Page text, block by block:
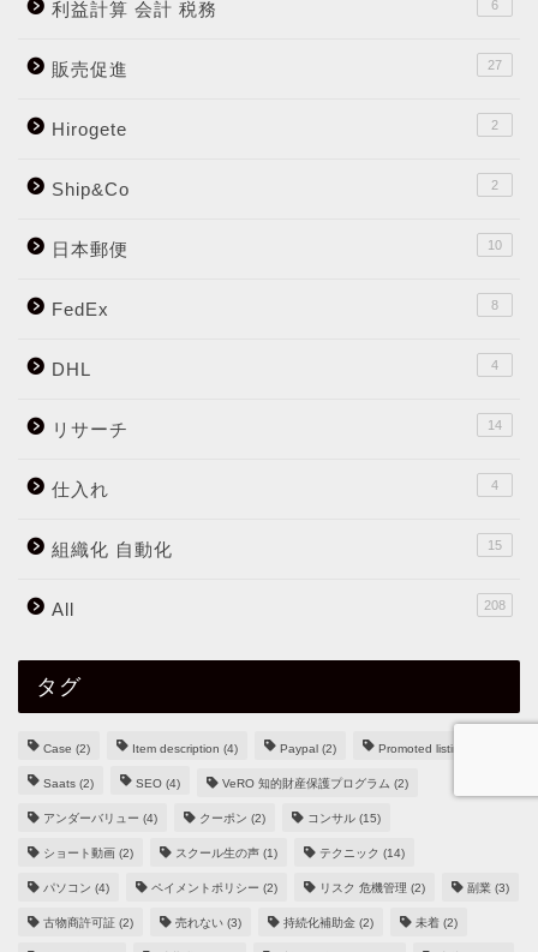
利益計算 会計 税務 6
販売促進 27
Hirogete 2
Ship&Co 2
日本郵便 10
FedEx 8
DHL 4
リサーチ 14
仕入れ 4
組織化 自動化 15
All 208
タグ
Case (2) Item description (4) Paypal (2) Promoted listings
Saats (2) SEO (4) VeRO 知的財産保護プログラム (2)
アンダーバリュー (4) クーポン (2) コンサル (15)
ショート動画 (2) スクール生の声 (1) テクニック (14)
パソコン (4) ペイメントポリシー (2) リスク 危機管理 (2) 副業 (3)
古物商許可証 (2) 売れない (3) 持続化補助金 (2) 未着 (2)